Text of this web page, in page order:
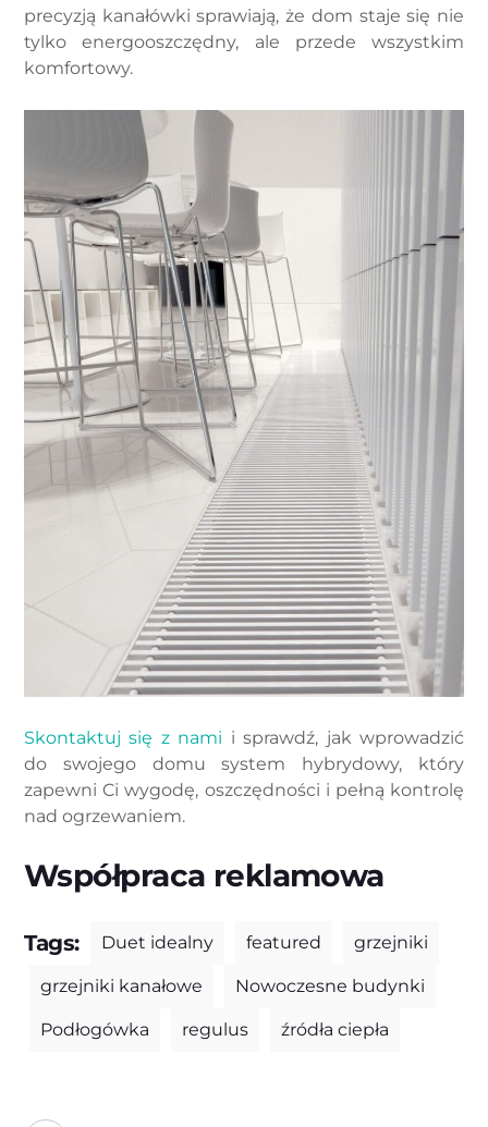
precyzją kanałówki sprawiają, że dom staje się nie
tylko energooszczędny, ale przede wszystkim
komfortowy.
Skontaktuj się z nami i sprawdź, jak wprowadzić
do swojego domu system hybrydowy, który
zapewni Ci wygodę, oszczędności i pełną kontrolę
nad ogrzewaniem.
Współpraca reklamowa
Tags: Duet idealny featured grzejniki
grzejniki kanałowe Nowoczesne budynki
Podłogówka regulus źródła ciepła